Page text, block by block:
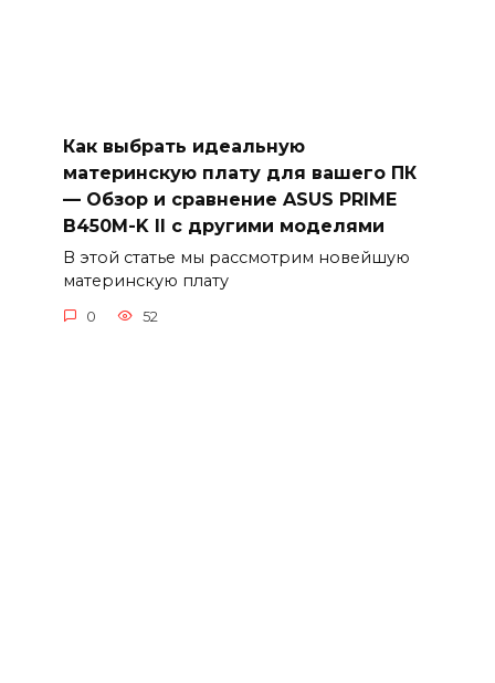
Как выбрать идеальную
материнскую плату для вашего ПК
— Обзор и сравнение ASUS PRIME
B450M-K II с другими моделями
В этой статье мы рассмотрим новейшую
материнскую плату
0 52